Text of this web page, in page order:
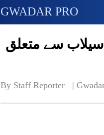
GWADAR PRO
سیلاب سے متعلق
By Staff Reporter   |